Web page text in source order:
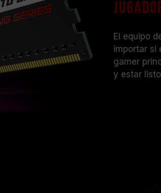
o la tarjeta
correspondiente.
El equipo
importar si
gamer
y estar